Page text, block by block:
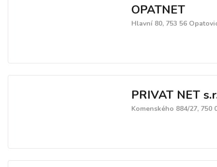
OPATNET
Hlavní 80, 753 56
PRIVAT NET
Komenského 884/27, 750